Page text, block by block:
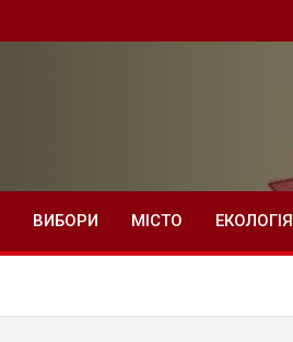
ВИБОРИ МІСТО ЕКОЛОГІЯ